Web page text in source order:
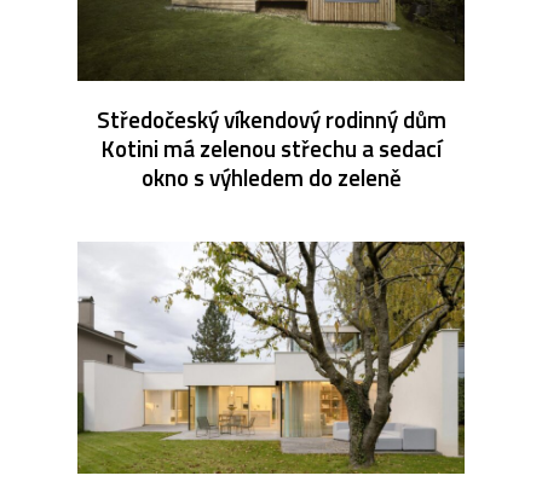
Středočeský víkendový rodinný dům
Kotini má zelenou střechu a sedací
okno s výhledem do zeleně